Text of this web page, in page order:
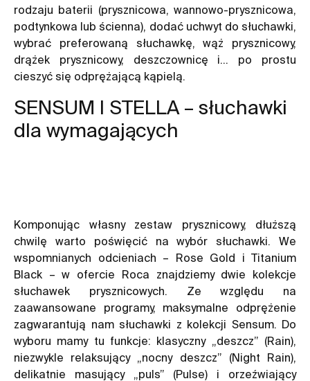
rodzaju baterii (prysznicowa, wannowo-prysznicowa,
podtynkowa lub ścienna), dodać uchwyt do słuchawki,
wybrać preferowaną słuchawkę, wąż prysznicowy,
drążek prysznicowy, deszczownicę i… po prostu
cieszyć się odprężającą kąpielą.
SENSUM I STELLA – słuchawki
dla wymagających
Komponując własny zestaw prysznicowy, dłuższą
chwilę warto poświęcić na wybór słuchawki. We
wspomnianych odcieniach – Rose Gold i Titanium
Black – w ofercie Roca znajdziemy dwie kolekcje
słuchawek prysznicowych. Ze względu na
zaawansowane programy, maksymalne odprężenie
zagwarantują nam słuchawki z kolekcji Sensum. Do
wyboru mamy tu funkcje: klasyczny „deszcz” (Rain),
niezwykle relaksujący „nocny deszcz” (Night Rain),
delikatnie masujący „puls” (Pulse) i orzeźwiający